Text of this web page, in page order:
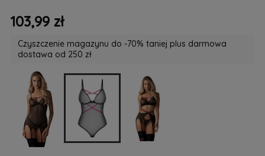
103,99 zł
Czyszczenie magazynu do -70% taniej plus darmowa
dostawa od 250 zł